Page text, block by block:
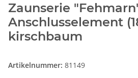
Zaunserie
Anschlusselement
kirschbaum
Artikelnummer: 81149